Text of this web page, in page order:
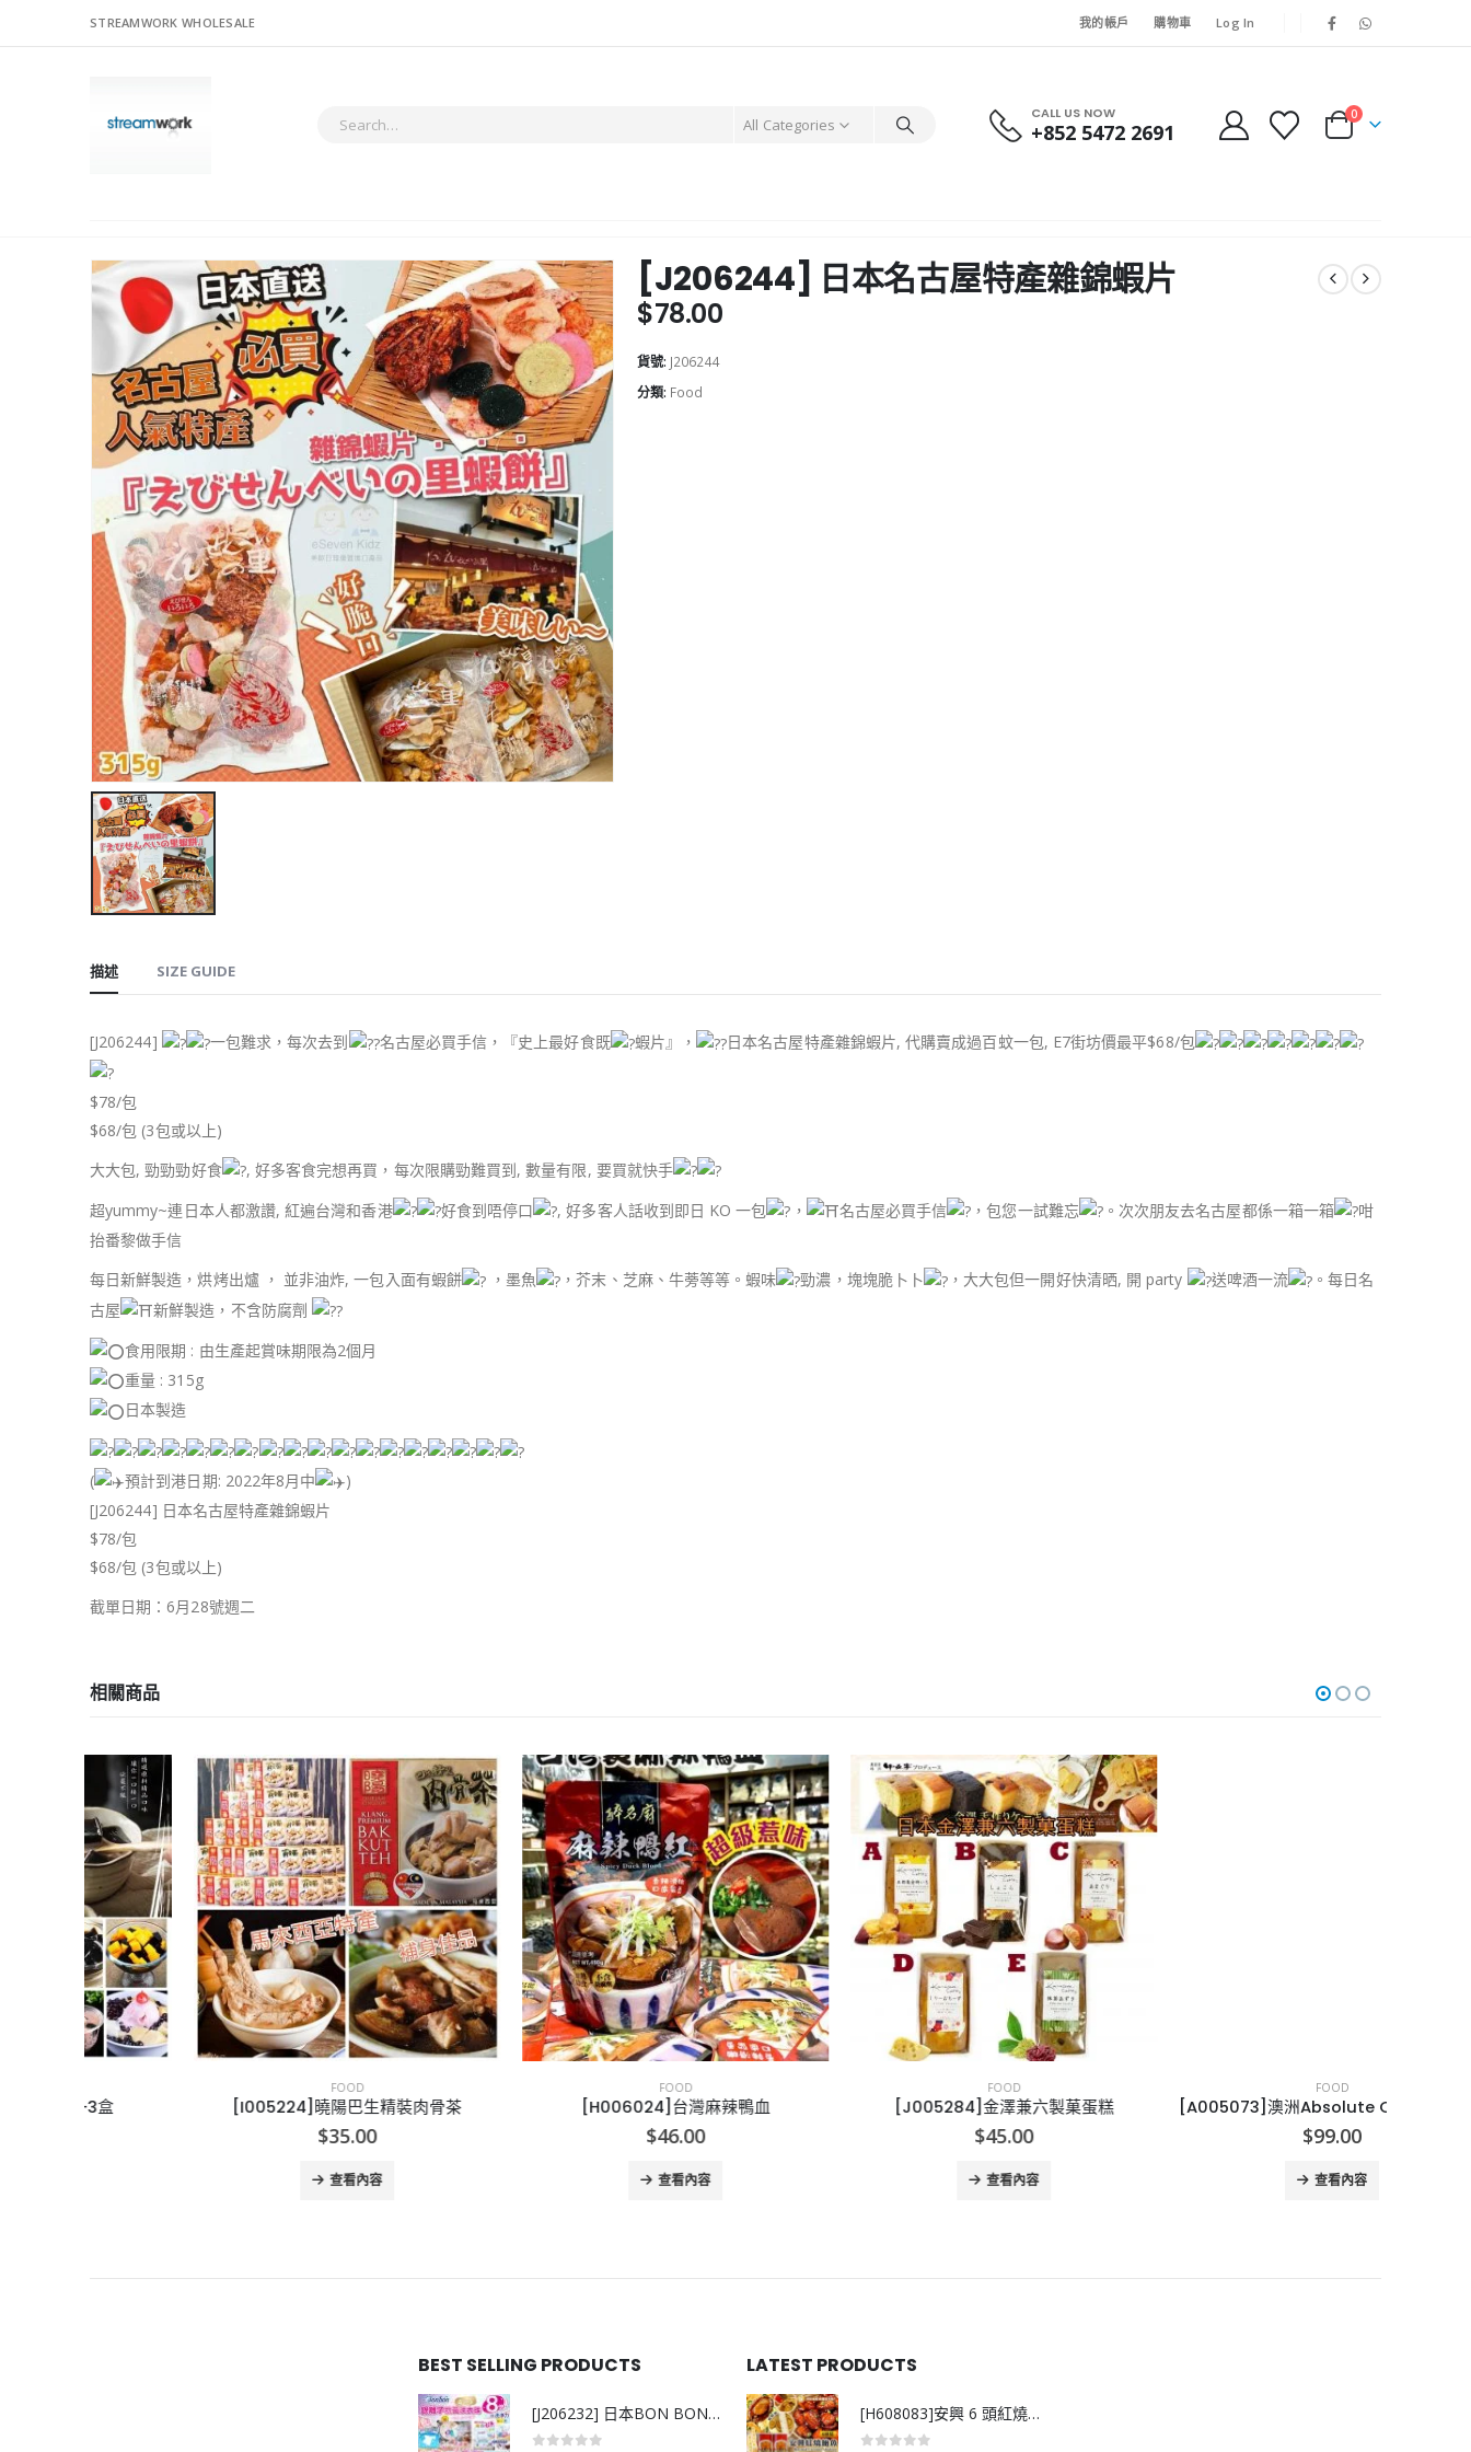
STREAMWORK WHOLESALE 我的帳戶 購物車 Log In
All Categories
CALL US NOW
+852 5472 2691
0
[J206244] 日本名古屋特產雜錦蝦片
$78.00
貨號: J206244
分類: Food
描述 SIZE GUIDE
[J206244] 一包難求，每次去到 名古屋必買手信，『史上最好食既 蝦片』， 日本名古屋特產雜錦蝦片, 代購賣成過百蚊一包, E7街坊價最平$68/包
$78/包
$68/包 (3包或以上)
大大包, 勁勁勁好食
, 好多客食完想再買，每次限購勁難買到, 數量有限, 要買就快手
超yummy~連日本人都激讚, 紅遍台灣和香港
好食到唔停口 , 好多客人話收到即日 KO 一包 ， 名古屋必買手信 ，包您一試難忘 。次次朋友去名古屋都係一箱一箱
咁
抬番黎做手信
每日新鮮製造，烘烤出爐 ， 並非油炸, 一包入面有蝦餅
，墨魚 ，芥末、芝麻、牛蒡等等。蝦味 勁濃，塊塊脆卜卜 ，大大包但一開好快清晒, 開 party 送啤酒一流
。每日名
古屋
新鮮製造，不含防腐劑
食用限期 : 由生產起賞味期限為2個月
重量 : 315g
日本製造
( 預計到港日期: 2022年8月中
)
[J206244] 日本名古屋特產雜錦蝦片
$78/包
$68/包 (3包或以上)
截單日期：6月28號週二
相關商品
[I005224]曉陽巴生精裝肉骨茶 [H006024]台灣麻辣鴨血 [J005284]金澤兼六製菓蛋糕 [A005073]澳洲Absolute Organic 有機奇亞籽1.5KG
BEST SELLING PRODUCTS
[J206232] 日本BON BON銀離子抗菌啫喱洗衣珠 (80粒)
LATEST PRODUCTS
[H608083]安興 6 頭紅燒鮑魚